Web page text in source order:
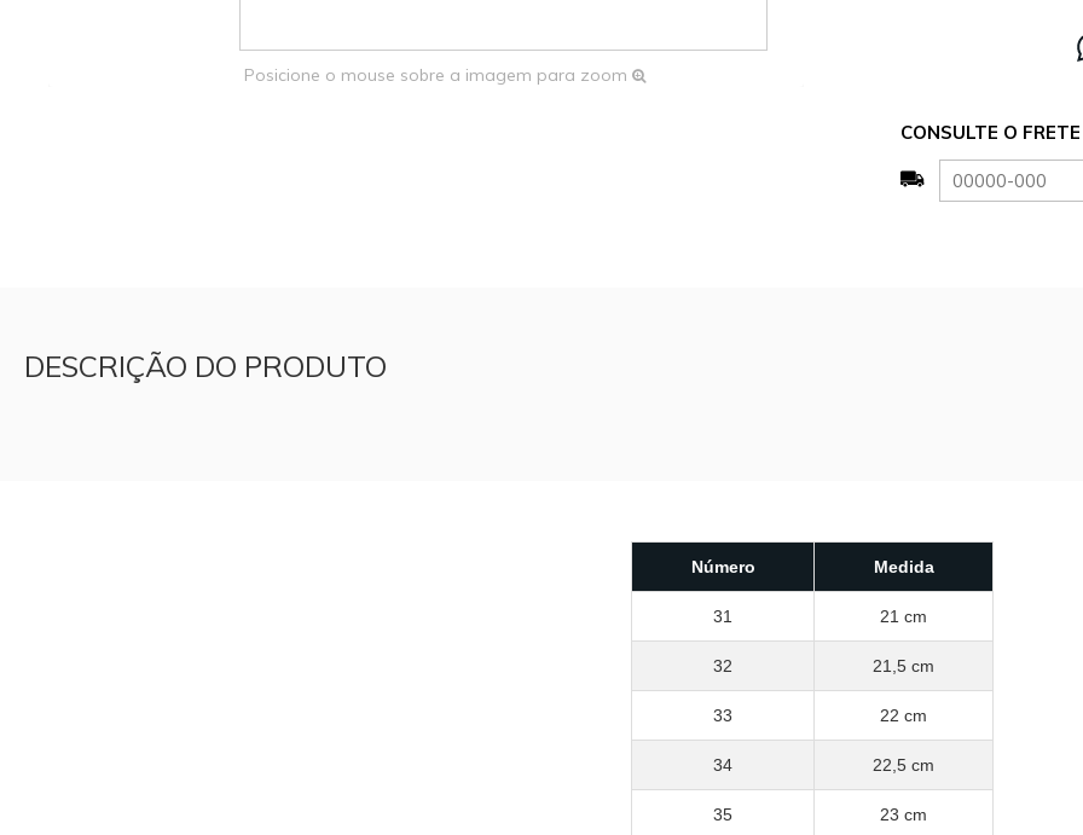
Posicione o mouse sobre a imagem para zoom
CONSULTE O
DESCRIÇÃO DO PRODUTO
Número Medida
31 21 cm
32 21,5 cm
33 22 cm
34 22,5 cm
35 23 cm